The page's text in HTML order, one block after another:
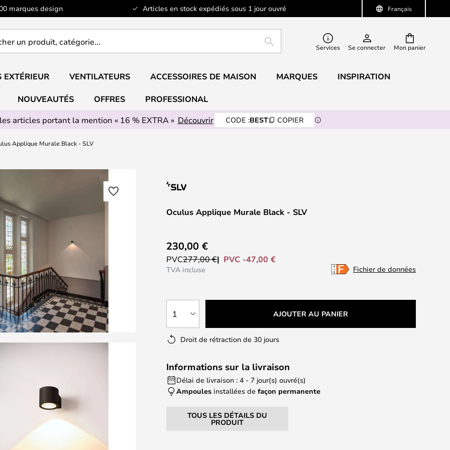
Français
marques design Articles en stock expédiés sous 1 jour ouvré
Mon panier
RECHERCHERServices Se connecter
EXTÉRIEUR VENTILATEURS ACCESSOIRES DE MAISON MARQUES INSPIRATION
NOUVEAUTÉS OFFRES
PROFESSIONAL
articles portant la mention « 16 % EXTRA » Découvrir CODE :BEST COPIER
Applique Murale Black - SLV
Oculus Applique Murale Black - SLV
230,00 €
PVC277,00 € PVC -47,00 €
TVA incluse Fichier de données
1 AJOUTER AU PANIER
Droit de rétraction de 30 jours
Informations sur la livraison
Délai de livraison : 4 - 7 jour(s) ouvré(s)
Ampoules installées defaçon permanente
TOUS LES DÉTAILS DU
PRODUIT